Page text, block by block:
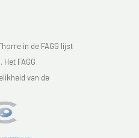
in de FAGG lijst
FAGG
van de